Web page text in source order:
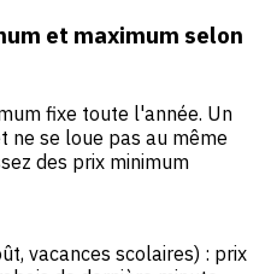
et maximum selon
fixe toute l'année. Un
ne se loue pas au même
des prix minimum
vacances scolaires) : prix